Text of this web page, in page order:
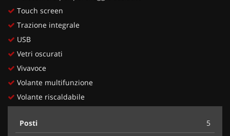
Touch screen
Trazione integrale
USB
Vetri oscurati
Vivavoce
Volante multifunzione
Volante riscaldabile
Posti
5